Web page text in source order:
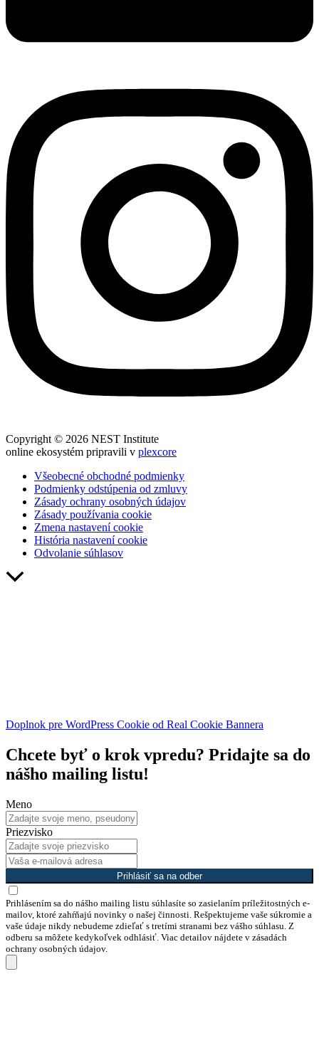
Copyright © 2026 NEST Institute
online ekosystém pripravili v plexcore
Všeobecné obchodné podmienky
Podmienky odstúpenia od zmluvy
Zásady ochrany osobných údajov
Zásady používania cookie
Zmena nastavení cookie
História nastavení cookie
Odvolanie súhlasov
Doplnok pre WordPress Cookie od Real Cookie Bannera
Chcete byť o krok vpredu? Pridajte sa do
nášho mailing listu!
Meno
Priezvisko
Prihlásiť sa na odber
Prihlásením sa do nášho mailing listu súhlasíte so zasielaním príležitostných e-
mailov, ktoré zahŕňajú novinky o našej činnosti. Rešpektujeme vaše súkromie a
vaše údaje nikdy nebudeme zdieľať s tretími stranami bez vášho súhlasu. Z
odberu sa môžete kedykoľvek odhlásiť. Viac detailov nájdete v zásadách
ochrany osobných údajov.